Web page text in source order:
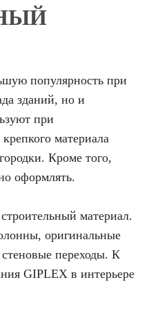
популярность при
зданий, но и
при
материала
Кроме того,
оформлять.
материал.
оригинальные
переходы. К
GIPLEX в интерьере